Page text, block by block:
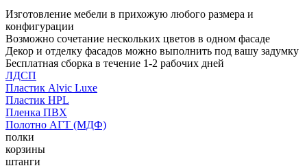
Изготовление мебели в прихожую любого размера и
конфигурации
Возможно сочетание нескольких цветов в одном фасаде
Декор и отделку фасадов можно выполнить под вашу задумку
Бесплатная сборка в течение 1-2 рабочих дней
ЛДСП
Пластик Alvic Luxe
Пластик HPL
Пленка ПВХ
Полотно АГТ (МДФ)
полки
корзины
штанги